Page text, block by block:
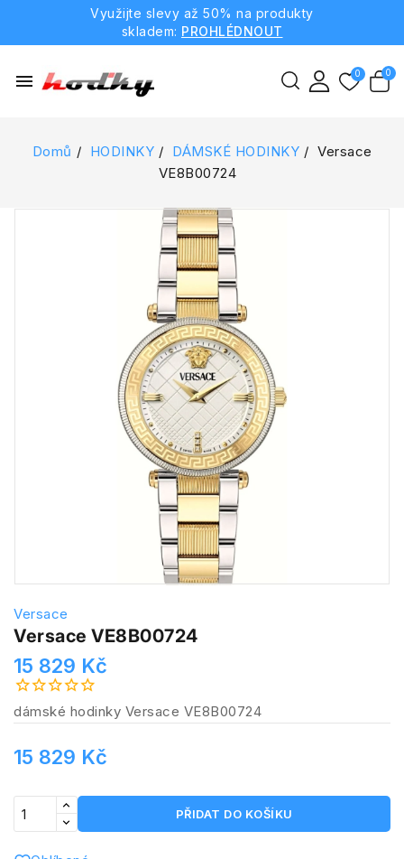
Využijte slevy až 50% na produkty
skladem: PROHLÉDNOUT
menu
Domů HODINKY DÁMSKÉ HODINKY
Versace
VE8B00724
Versace
Versace VE8B00724
15 829 Kč
dámské hodinky Versace VE8B00724
15 829 Kč
PŘIDAT DO KOŠÍKU